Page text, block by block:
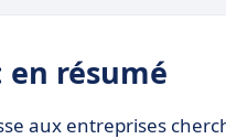
en résumé
aux entreprises